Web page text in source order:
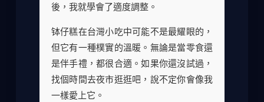
後，我就學會了適度調整。
钵仔糕在台灣小吃中可能不是最耀眼的，
但它有一種樸實的溫暖。無論是當零食還
是伴手禮，都很合適。如果你還沒試過，
找個時間去夜市逛逛吧，說不定你會像我
一樣愛上它。